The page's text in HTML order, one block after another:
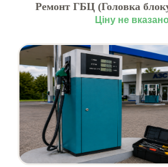
Ремонт ГБЦ (Головка
Волочиську
Ціну не вказано